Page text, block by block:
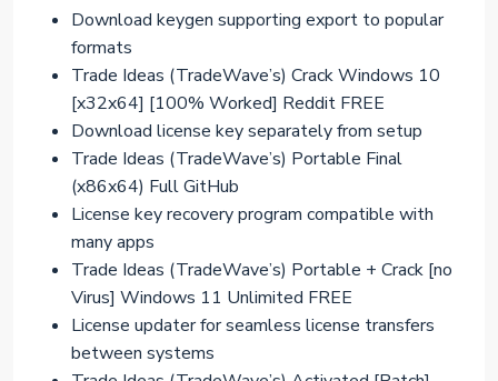
Download keygen supporting export to popular
formats
Trade Ideas (TradeWave’s) Crack Windows 10
[x32x64] [100% Worked] Reddit FREE
Download license key separately from setup
Trade Ideas (TradeWave’s) Portable Final
(x86x64) Full GitHub
License key recovery program compatible with
many apps
Trade Ideas (TradeWave’s) Portable + Crack [no
Virus] Windows 11 Unlimited FREE
License updater for seamless license transfers
between systems